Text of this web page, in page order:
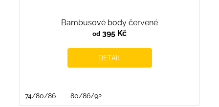
Bambusové body červené
od 395 Kč
DETAIL
74/80/86 80/86/92